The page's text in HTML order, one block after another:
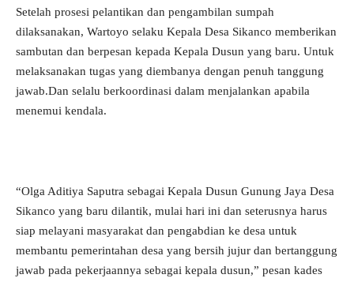
Setelah prosesi pelantikan dan pengambilan sumpah
dilaksanakan, Wartoyo selaku Kepala Desa Sikanco memberikan
sambutan dan berpesan kepada Kepala Dusun yang baru. Untuk
melaksanakan tugas yang diembanya dengan penuh tanggung
jawab.Dan selalu berkoordinasi dalam menjalankan apabila
menemui kendala.
“Olga Aditiya Saputra sebagai Kepala Dusun Gunung Jaya Desa
Sikanco yang baru dilantik, mulai hari ini dan seterusnya harus
siap melayani masyarakat dan pengabdian ke desa untuk
membantu pemerintahan desa yang bersih jujur dan bertanggung
jawab pada pekerjaannya sebagai kepala dusun,” pesan kades